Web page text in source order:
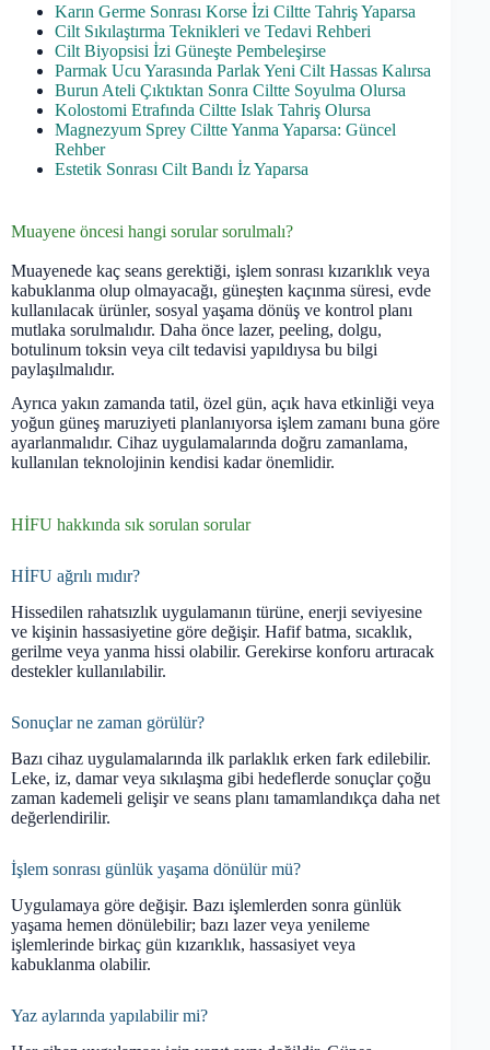
Karın Germe Sonrası Korse İzi Ciltte Tahriş Yaparsa
Cilt Sıkılaştırma Teknikleri ve Tedavi Rehberi
Cilt Biyopsisi İzi Güneşte Pembeleşirse
Parmak Ucu Yarasında Parlak Yeni Cilt Hassas Kalırsa
Burun Ateli Çıktıktan Sonra Ciltte Soyulma Olursa
Kolostomi Etrafında Ciltte Islak Tahriş Olursa
Magnezyum Sprey Ciltte Yanma Yaparsa: Güncel
Rehber
Estetik Sonrası Cilt Bandı İz Yaparsa
Muayene öncesi hangi sorular sorulmalı?
Muayenede kaç seans gerektiği, işlem sonrası kızarıklık veya
kabuklanma olup olmayacağı, güneşten kaçınma süresi, evde
kullanılacak ürünler, sosyal yaşama dönüş ve kontrol planı
mutlaka sorulmalıdır. Daha önce lazer, peeling, dolgu,
botulinum toksin veya cilt tedavisi yapıldıysa bu bilgi
paylaşılmalıdır.
Ayrıca yakın zamanda tatil, özel gün, açık hava etkinliği veya
yoğun güneş maruziyeti planlanıyorsa işlem zamanı buna göre
ayarlanmalıdır. Cihaz uygulamalarında doğru zamanlama,
kullanılan teknolojinin kendisi kadar önemlidir.
HİFU hakkında sık sorulan sorular
HİFU ağrılı mıdır?
Hissedilen rahatsızlık uygulamanın türüne, enerji seviyesine
ve kişinin hassasiyetine göre değişir. Hafif batma, sıcaklık,
gerilme veya yanma hissi olabilir. Gerekirse konforu artıracak
destekler kullanılabilir.
Sonuçlar ne zaman görülür?
Bazı cihaz uygulamalarında ilk parlaklık erken fark edilebilir.
Leke, iz, damar veya sıkılaşma gibi hedeflerde sonuçlar çoğu
zaman kademeli gelişir ve seans planı tamamlandıkça daha net
değerlendirilir.
İşlem sonrası günlük yaşama dönülür mü?
Uygulamaya göre değişir. Bazı işlemlerden sonra günlük
yaşama hemen dönülebilir; bazı lazer veya yenileme
işlemlerinde birkaç gün kızarıklık, hassasiyet veya
kabuklanma olabilir.
Yaz aylarında yapılabilir mi?